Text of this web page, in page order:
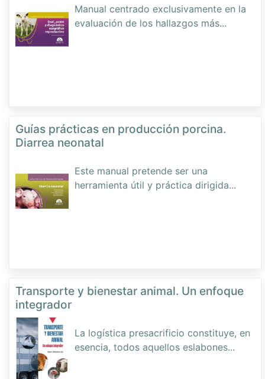
Manual centrado exclusivamente en la
evaluación de los hallazgos más...
Guías prácticas en producción porcina.
Diarrea neonatal
Este manual pretende ser una
herramienta útil y práctica dirigida...
Transporte y bienestar animal. Un enfoque
integrador
La logística presacrificio constituye, en
esencia, todos aquellos eslabones...